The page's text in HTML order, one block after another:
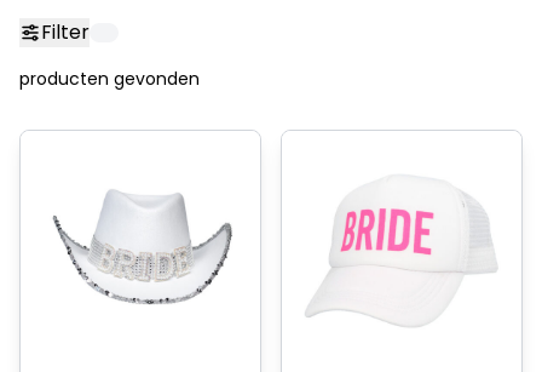
Filter
producten gevonden